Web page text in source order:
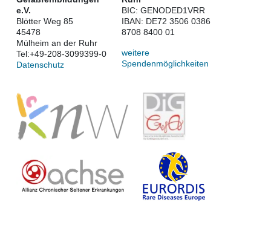
e.V.
Blötter Weg 85
45478
Mülheim an der Ruhr
Tel:+49-208-3099399-0
Datenschutz
BIC: GENODED1VRR
IBAN: DE72 3506 0386
8708 8400 01
weitere
Spendenmöglichkeiten